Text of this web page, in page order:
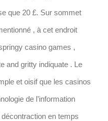
que 20 £. Sur sommet
, à cet endroit
casino games ,
and gritty indiquate . Le
et oisif que les casinos
de l’information
en temps